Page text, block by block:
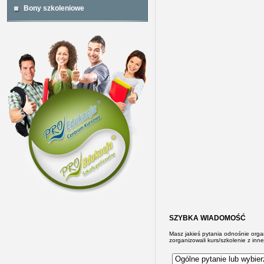
Bony szkoleniowe
SZYBKA WIADOMOŚĆ
Masz jakieś pytania odnośnie
zorganizowali kurs/szkolenie z